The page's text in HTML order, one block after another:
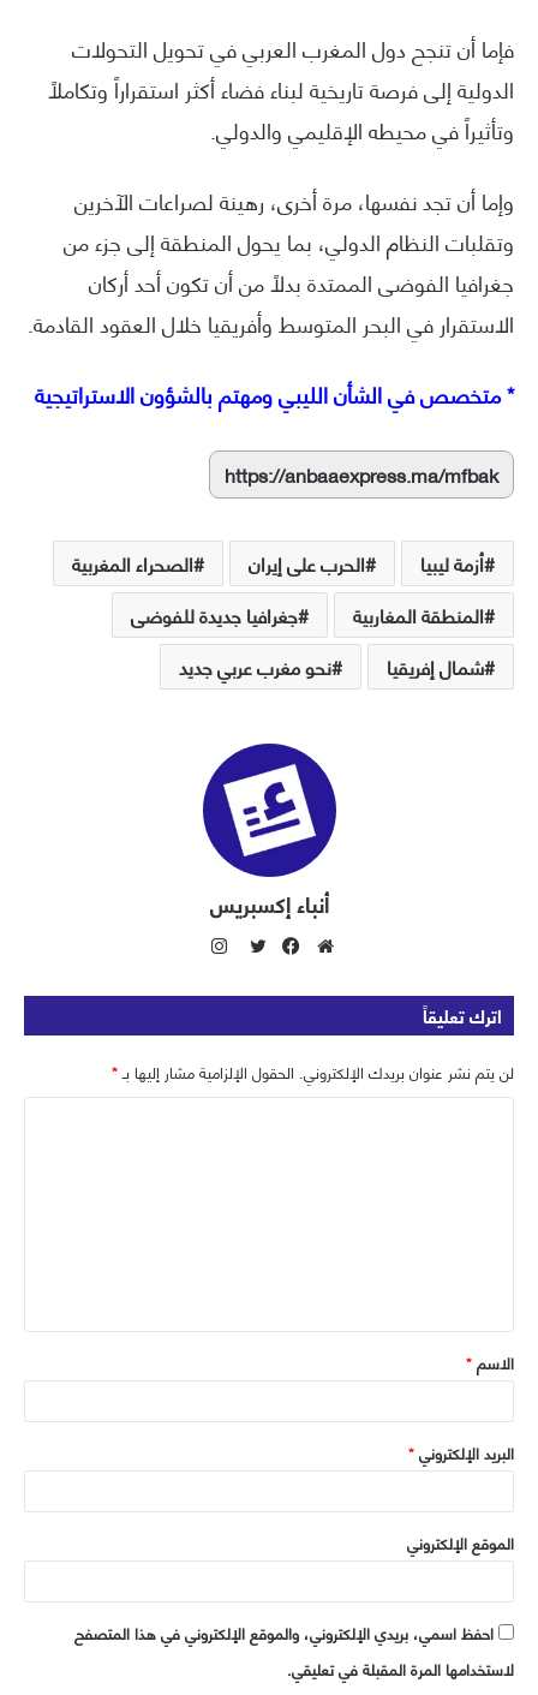
فإما أن تنجح دول المغرب العربي في تحويل التحولات
الدولية إلى فرصة تاريخية لبناء فضاء أكثر استقراراً وتكاملاً
وتأثيراً في محيطه الإقليمي والدولي.
وإما أن تجد نفسها، مرة أخرى، رهينة لصراعات الآخرين
وتقلبات النظام الدولي، بما يحول المنطقة إلى جزء من
جغرافيا الفوضى الممتدة بدلاً من أن تكون أحد أركان
الاستقرار في البحر المتوسط وأفريقيا خلال العقود القادمة.
* متخصص في الشأن الليبي ومهتم بالشؤون الاستراتيجية
https://anbaaexpress.ma/mfbak
أزمة ليبيا الحرب على إيران
الصحراء المغربية
المنطقة المغاربية
جغرافيا جديدة للفوضى
شمال إفريقيا
نحو مغرب عربي جديد
أنباء إكسبريس
و
ق
ع
ا
ي
س
و
و
ي
ر
س
ت
ق
ر
اترك تعليقاً
لن يتم نشر عنوان بريدك الإلكتروني. الحقول الإلزامية مشار إليها بـ*
ق
*
الاسم*
البريد الإلكتروني*
الموقع الإلكتروني
احفظ اسمي، بريدي الإلكتروني، والموقع الإلكتروني في هذا المتصفح
لاستخدامها المرة المقبلة في تعليقي.